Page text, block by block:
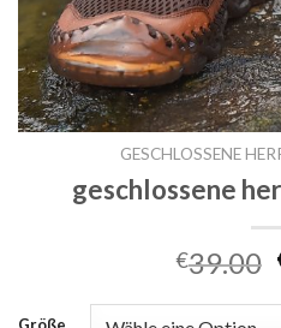
GESCHLOSSENE
geschlossene
€39.00
Größe